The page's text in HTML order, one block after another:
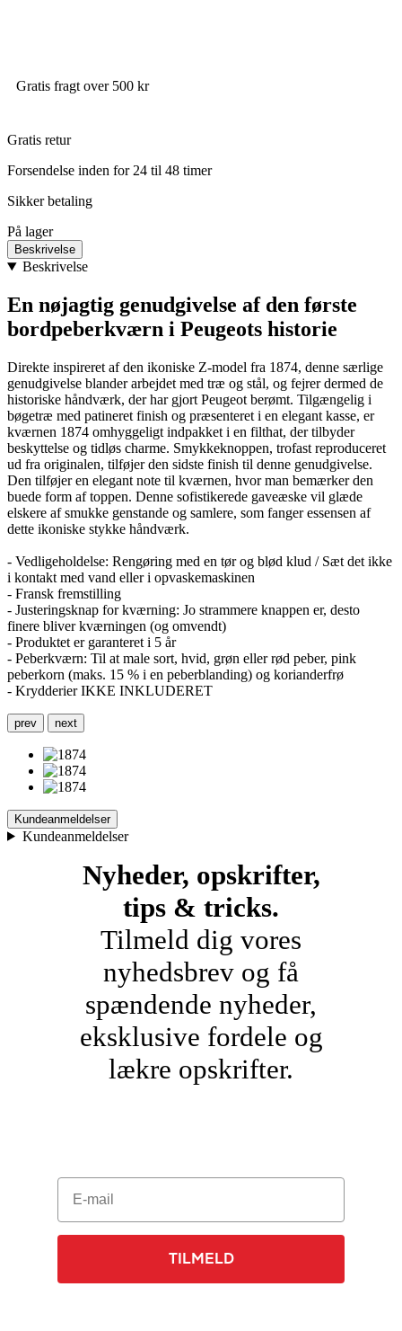
Gratis fragt over 500 kr
Gratis retur
Forsendelse inden for 24 til 48 timer
Sikker betaling
På lager
Beskrivelse
Beskrivelse
En nøjagtig genudgivelse af den første
bordpeberkværn i Peugeots historie
Direkte inspireret af den ikoniske Z-model fra 1874, denne særlige
genudgivelse blander arbejdet med træ og stål, og fejrer dermed de
historiske håndværk, der har gjort Peugeot berømt. Tilgængelig i
bøgetræ med patineret finish og præsenteret i en elegant kasse, er
kværnen 1874 omhyggeligt indpakket i en filthat, der tilbyder
beskyttelse og tidløs charme. Smykkeknoppen, trofast reproduceret
ud fra originalen, tilføjer den sidste finish til denne genudgivelse.
Den tilføjer en elegant note til kværnen, hvor man bemærker den
buede form af toppen. Denne sofistikerede gaveæske vil glæde
elskere af smukke genstande og samlere, som fanger essensen af
dette ikoniske stykke håndværk.
- Vedligeholdelse: Rengøring med en tør og blød klud / Sæt det ikke
i kontakt med vand eller i opvaskemaskinen
- Fransk fremstilling
- Justeringsknap for kværning: Jo strammere knappen er, desto
finere bliver kværningen (og omvendt)
- Produktet er garanteret i 5 år
- Peberkværn: Til at male sort, hvid, grøn eller rød peber, pink
peberkorn (maks. 15 % i en peberblanding) og korianderfrø
- Krydderier IKKE INKLUDERET
prev next
Kundeanmeldelser
Kundeanmeldelser
Nyheder, opskrifter,
tips & tricks.
Tilmeld dig vores
nyhedsbrev og få
spændende nyheder,
eksklusive fordele og
lækre opskrifter.
E-mail
TILMELD